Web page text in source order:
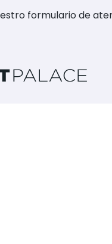
formulario de